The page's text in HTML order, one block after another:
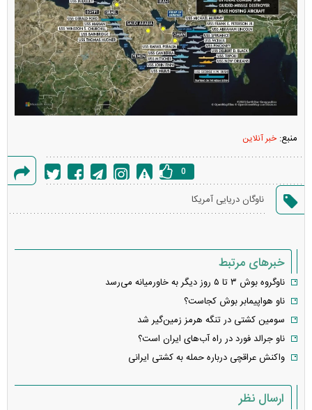
منبع: خبر آنلاین
خطا
0
ناوگان دریایی آمریکا
خبرهای مرتبط
ناوگروه بوش ۳ تا ۵ روز دیگر به خاورمیانه می‌رسد
ناو هواپیمابر بوش کجاست؟
سومین کشتی در تنگه هرمز زمین‌گیر شد
ناو جرالد فورد در راه آب‌های ایران است؟
واکنش عراقچی درباره حمله به کشتی ایرانی
ارسال نظر